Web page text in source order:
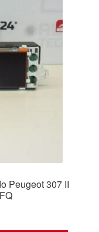
Peugeot 307 II